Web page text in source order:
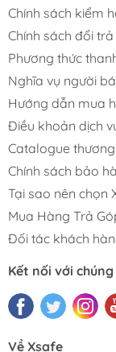
Chính sách kiểm
Chính sách đổi
Phương thức
Nghĩa vụ người
Hướng dẫn mua
Điều khoản dịch
Catalogue
Chính sách bảo
Tại sao nên chọn
Mua Hàng Trả
Đối tác khách
Kết nối với
Về Xsafe